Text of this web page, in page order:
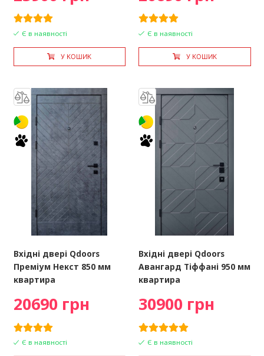
Є в наявності
У КОШИК
Є в наявності
У КОШИК
Вхідні двері Qdoors
Преміум Некст 850 мм
квартира
20690 грн
Є в наявності
Вхідні двері Qdoors
Авангард Тіффані 950 мм
квартира
30900 грн
Є в наявності